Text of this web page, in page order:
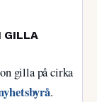
GILLA
gilla på cirka
.